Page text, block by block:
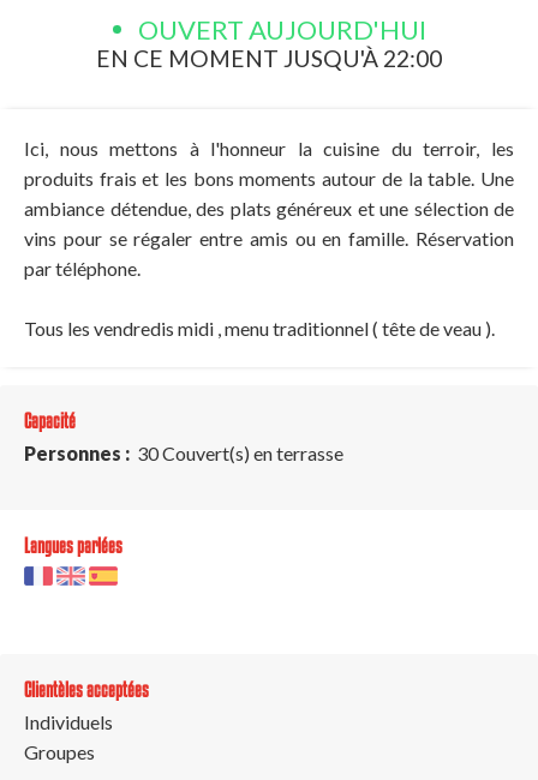
OUVERT AUJOURD'HUI
EN CE MOMENT JUSQU'À 22:00
Ici, nous mettons à l'honneur la cuisine du terroir, les
produits frais et les bons moments autour de la table. Une
ambiance détendue, des plats généreux et une sélection de
vins pour se régaler entre amis ou en famille. Réservation
par téléphone.
Tous les vendredis midi , menu traditionnel ( tête de veau ).
Capacité
Personnes : 30 Couvert(s) en terrasse
Langues parlées
Clientèles acceptées
Individuels
Groupes